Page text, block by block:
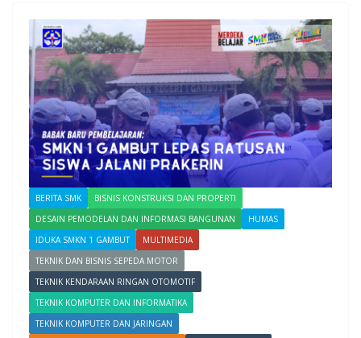
BERITA SMK
BISNIS KONSTRUKSI DAN PROPERTI
DESAIN PEMODELAN DAN INFORMASI BANGUNAN
HUMAS
IDUKA SMKN 1 GAMBUT
MULTIMEDIA
TEKNIK DAN BISNIS SEPEDA MOTOR
TEKNIK KENDARAAN RINGAN OTOMOTIF
TEKNIK KOMPUTER DAN INFORMATIKA
TEKNIK KOMPUTER DAN JARINGAN